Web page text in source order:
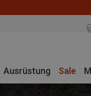
Ausrüstung Sale